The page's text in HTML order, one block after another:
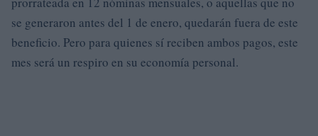
se generaron antes del 1 de enero, quedarán fuera de este
beneficio. Pero para quienes sí reciben ambos pagos, este
mes será un respiro en su economía personal.